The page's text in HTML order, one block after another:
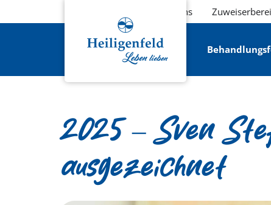
Über uns
2025 – Sven
ausgezeichnet